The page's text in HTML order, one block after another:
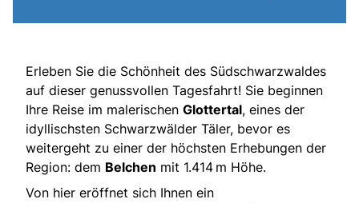
Erleben Sie die Schönheit des Südschwarzwaldes
auf dieser genussvollen Tagesfahrt! Sie beginnen
Ihre Reise im malerischen Glottertal, eines der
idyllischsten Schwarzwälder Täler, bevor es
weitergeht zu einer der höchsten Erhebungen der
Region: dem Belchen mit 1.414 m Höhe.
Von hier eröffnet sich Ihnen ein